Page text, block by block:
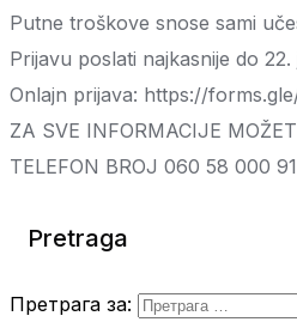
Putne troškove snose sami
Prijavu poslati najkasnije do 22.
Onlajn prijava: https://
ZA SVE INFORMACIJE
TELEFON BROJ 060 58 000
Pretraga
Претрага за: